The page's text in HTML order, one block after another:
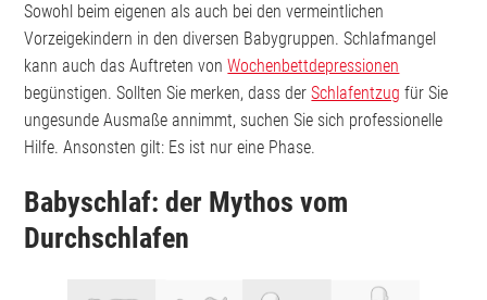
Sowohl beim eigenen als auch bei den vermeintlichen
Vorzeigekindern in den diversen Babygruppen. Schlafmangel
kann auch das Auftreten vonWochenbettdepressionen
begünstigen. Sollten Sie merken, dass derSchlafentzug für Sie
ungesunde Ausmaße annimmt, suchen Sie sich professionelle
Hilfe. Ansonsten gilt: Es ist nur eine Phase.
Babyschlaf: der Mythos vom
Durchschlafen